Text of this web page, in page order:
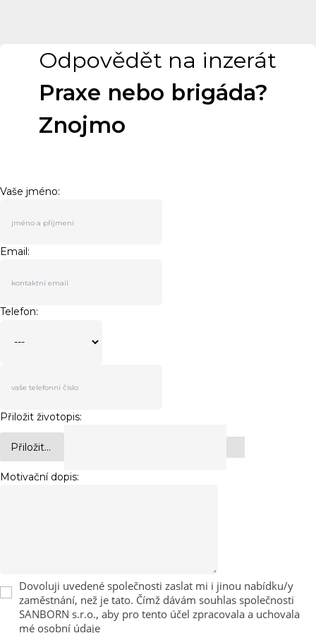
Odpovědět na inzerát
Praxe nebo brigáda?
Znojmo
Vaše jméno:
Email:
Telefon:
Přiložit životopis:
Přiložit...
Motivační dopis:
Dovoluji uvedené společnosti zaslat mi i jinou nabídku/y
zaměstnání, než je tato. Čímž dávám souhlas společnosti
SANBORN s.r.o., aby pro tento účel zpracovala a uchovala
mé osobní údaje